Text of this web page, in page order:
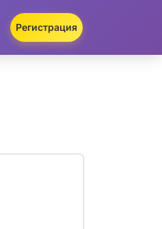
Регистрация